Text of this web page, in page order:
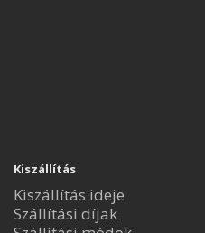
Kiszállítás
Kiszállítás ideje
Szállítási díjak